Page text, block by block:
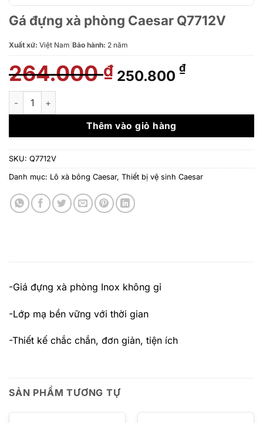
Gá đựng xà phòng Caesar Q7712V
Xuất xứ: Việt Nam Bảo hành: 2 năm
264.000₫ Giá
gốc
264.000 ₫.
250.800 ₫Giá
là:
Gá đựng xà phòng Caesar Q7712V số lượng
Thêm vào giỏ hàng
SKU: Q7712V
Danh mục: Lô xà bông Caesar, Thiết bị vệ sinh Caesar
-Giá đựng xà phòng Inox không gỉ
-Lớp mạ bền vững với thời gian
-Thiết kế chắc chắn, đơn giản, tiện ích
SẢN PHẨM TƯƠNG TỰ